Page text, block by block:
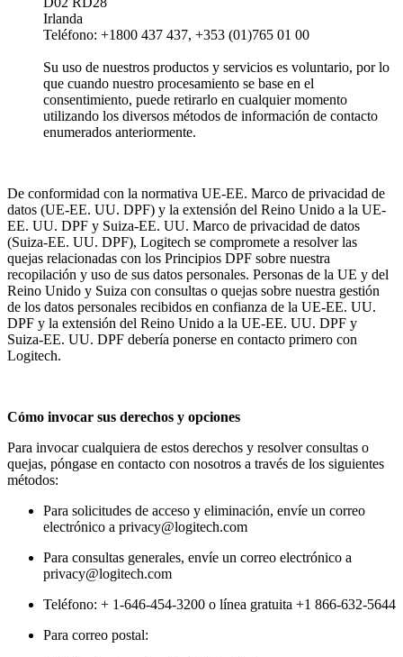
Irlanda
Teléfono: +1800 437 437, +353 (01)765 01 00
Su uso de nuestros productos y servicios es voluntario, por lo
que cuando nuestro procesamiento se base en el
consentimiento, puede retirarlo en cualquier momento
utilizando los diversos métodos de información de contacto
enumerados anteriormente.
De conformidad con la normativa UE-EE. Marco de privacidad de
datos (UE-EE. UU. DPF) y la extensión del Reino Unido a la UE-
EE. UU. DPF y Suiza-EE. UU. Marco de privacidad de datos
(Suiza-EE. UU. DPF), Logitech se compromete a resolver las
quejas relacionadas con los Principios DPF sobre nuestra
recopilación y uso de sus datos personales. Personas de la UE y del
Reino Unido y Suiza con consultas o quejas sobre nuestra gestión
de los datos personales recibidos en confianza de la UE-EE. UU.
DPF y la extensión del Reino Unido a la UE-EE. UU. DPF y
Suiza-EE. UU. DPF debería ponerse en contacto primero con
Logitech.
Cómo invocar sus derechos y opciones
Para invocar cualquiera de estos derechos y resolver consultas o
quejas, póngase en contacto con nosotros a través de los siguientes
métodos:
Para solicitudes de acceso y eliminación, envíe un correo
electrónico a privacy@logitech.com
Para consultas generales, envíe un correo electrónico a
privacy@logitech.com
Teléfono: + 1-646-454-3200 o línea gratuita +1 866-632-5644
Para correo postal: